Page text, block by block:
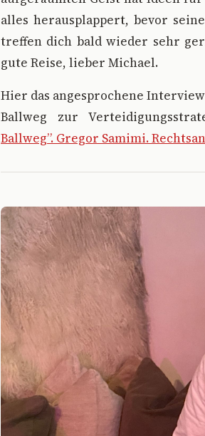
alles herausplappert, bevor
treffen dich bald wieder sehr
gute Reise, lieber Michael.
Hier das angesprochene
Ballweg zur
Ballweg”. Gregor Samimi.